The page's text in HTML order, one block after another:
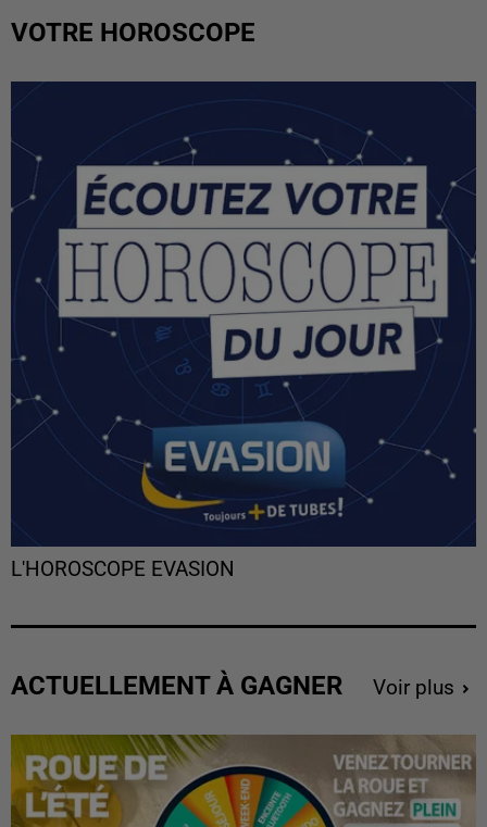
VOTRE HOROSCOPE
L'HOROSCOPE EVASION
ACTUELLEMENT À GAGNER Voir plus